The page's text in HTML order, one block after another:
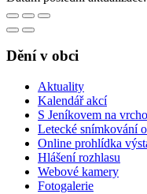
Dění v obci
Aktuality
Kalendář akcí
S Jeníkovem na
Letecké snímkování
Online prohlídka
Hlášení rozhlasu
Webové kamery
Fotogalerie